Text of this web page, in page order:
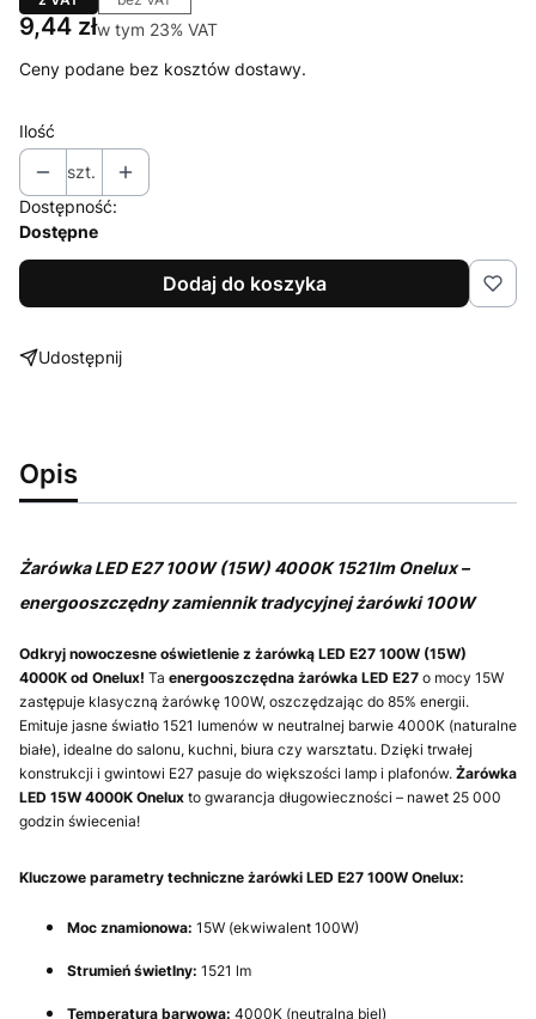
Cena
9,44 złw tym 23% VAT
w tym 23% VAT
Ceny podane bez kosztów dostawy.
Ilość
szt.
Dostępność:
Dostępne
Dodaj do koszyka
Udostępnij
Opis
Żarówka LED E27 100W (15W) 4000K 1521lm Onelux –
energooszczędny zamiennik tradycyjnej żarówki 100W
Odkryj nowoczesne oświetlenie z żarówką LED E27 100W (15W)
4000K od Onelux! Ta energooszczędna żarówka LED E27 o mocy 15W
zastępuje klasyczną żarówkę 100W, oszczędzając do 85% energii.
Emituje jasne światło 1521 lumenów w neutralnej barwie 4000K (naturalne
białe), idealne do salonu, kuchni, biura czy warsztatu. Dzięki trwałej
konstrukcji i gwintowi E27 pasuje do większości lamp i plafonów. Żarówka
LED 15W 4000K Onelux to gwarancja długowieczności – nawet 25 000
godzin świecenia!
Kluczowe parametry techniczne żarówki LED E27 100W Onelux:
Moc znamionowa: 15W (ekwiwalent 100W)
Strumień świetlny: 1521 lm
Temperatura barwowa: 4000K (neutralna biel)